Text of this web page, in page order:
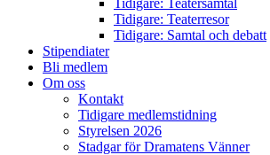
Tidigare: Teatersamtal
Tidigare: Teaterresor
Tidigare: Samtal och debatt
Stipendiater
Bli medlem
Om oss
Kontakt
Tidigare medlemstidning
Styrelsen 2026
Stadgar för Dramatens Vänner